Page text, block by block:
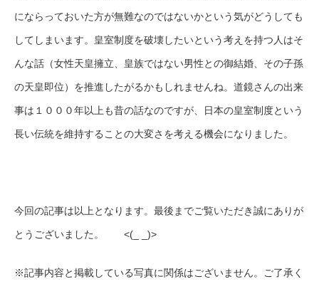
にならっておいた方が無難なのではないかという気がどうしても
してしまいます。皇室制度を破壊したいという考えを持つ人はそ
んな話（女性天皇擁立、皇族ではない男性との御結婚、その子孫
の天皇即位）を推進したがるかもしれませんね。道鏡さんの出来
事は１０００年以上も昔の話なのですが、日本の皇室制度という
長い伝統を維持することの大変さを考える機会になりました。
今回の記事は以上となります。最後までご覧いただき誠にありが
とうございました。 <(_ _)>
※記事内容と掲載している写真に関係はございません。ご了承く